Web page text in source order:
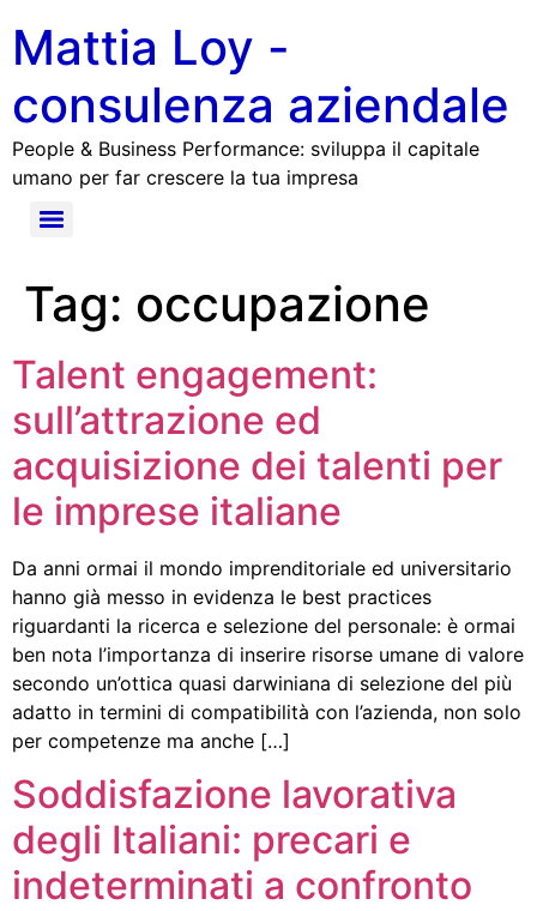
Mattia Loy -
consulenza aziendale
People & Business Performance: sviluppa il capitale
umano per far crescere la tua impresa
Tag: occupazione
Talent engagement:
sull’attrazione ed
acquisizione dei talenti per
le imprese italiane
Da anni ormai il mondo imprenditoriale ed universitario
hanno già messo in evidenza le best practices
riguardanti la ricerca e selezione del personale: è ormai
ben nota l’importanza di inserire risorse umane di valore
secondo un’ottica quasi darwiniana di selezione del più
adatto in termini di compatibilità con l’azienda, non solo
per competenze ma anche […]
Soddisfazione lavorativa
degli Italiani: precari e
indeterminati a confronto